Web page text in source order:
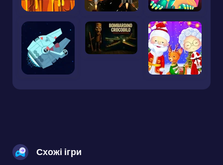
Схожі ігри